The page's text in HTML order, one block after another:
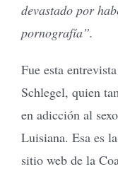
devastado por
pornografía”.
Fue esta
Schlegel, quien
en adicción al
Luisiana. Esa es
sitio web de la